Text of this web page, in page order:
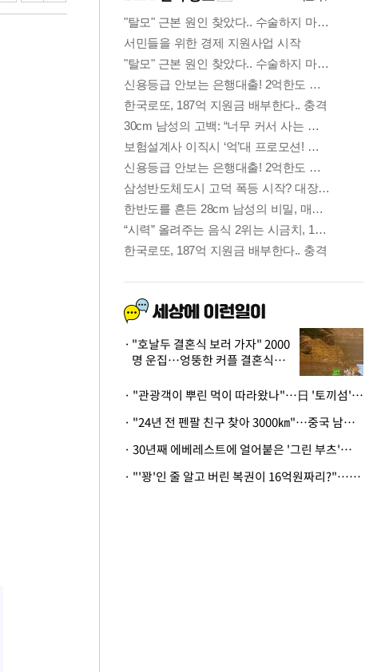
"호날두 결혼식 보러 가자" 2000
명 운집…엉뚱한 커플 결혼식에
· "관광객이 뿌린 먹이 따라왔나"…日 '토끼섬' 멧돼지, 토끼까지 사냥
· "24년 전 펜팔 친구 찾아 3000㎞"…중국 남성 사연에 '뭉클'
· 30년째 에베레스트에 얼어붙은 '그린 부츠'…드디어 가족 품으로
· "'꽝'인 줄 알고 버린 복권이 16억원짜리?"…극적으로 되찾은 사연